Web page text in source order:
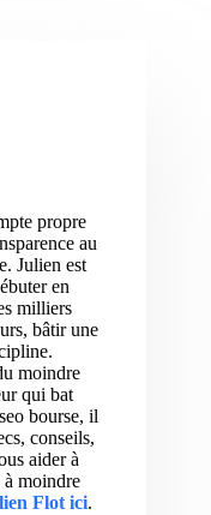
propre
au
Julien est
en
milliers
bâtir une
moindre
qui bat
bourse, il
conseils,
aider à
à moindre
Flot ici.